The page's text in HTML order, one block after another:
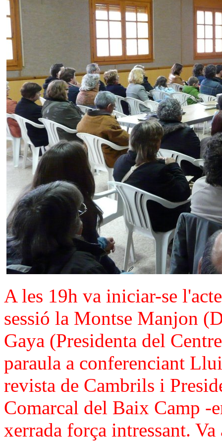
A les 19h va iniciar-se
sessió la Montse Manjon
Gaya (Presidenta del
paraula a conferenciant
revista de Cambrils i
Comarcal del Baix Camp -
xerrada força intressant.